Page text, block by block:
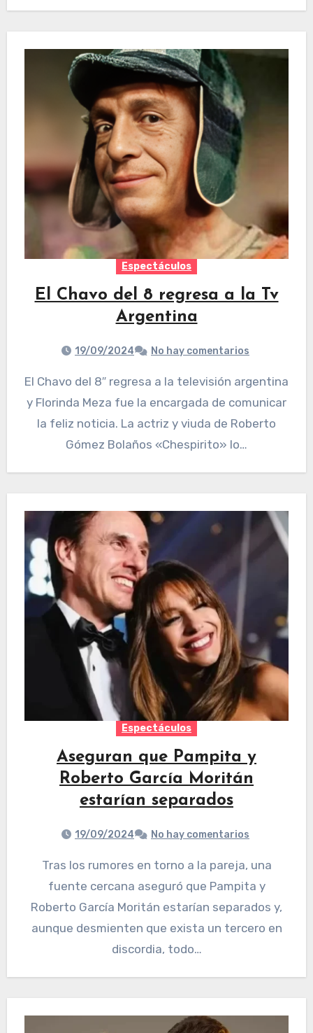
Espectáculos
El Chavo del 8 regresa a la Tv
Argentina
19/09/2024 No hay comentarios
El Chavo del 8″ regresa a la televisión argentina
y Florinda Meza fue la encargada de comunicar
la feliz noticia. La actriz y viuda de Roberto
Gómez Bolaños «Chespirito» lo…
Espectáculos
Aseguran que Pampita y
Roberto García Moritán
estarían separados
19/09/2024 No hay comentarios
Tras los rumores en torno a la pareja, una
fuente cercana aseguró que Pampita y
Roberto García Moritán estarían separados y,
aunque desmienten que exista un tercero en
discordia, todo…